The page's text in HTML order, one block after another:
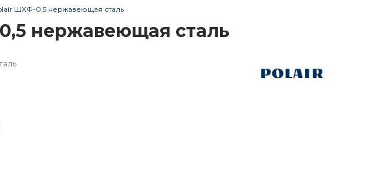
ШХФ-0,5 нержавеющая сталь
нержавеющая сталь